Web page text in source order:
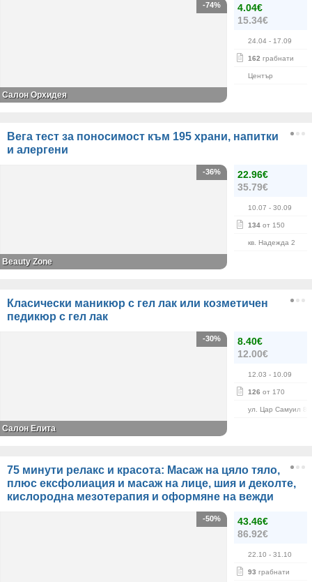
4.04€
15.34€
24.04 - 17.09
162 грабнати
Център
-74%
Салон Орхидея
Вега тест за поносимост към 195 храни, напитки
и алергени
22.96€
35.79€
10.07 - 30.09
134 от 150
кв. Надежда 2
-36%
Beauty Zone
Класически маникюр с гел лак или козметичен
педикюр с гел лак
8.40€
12.00€
12.03 - 10.09
126 от 170
ул. Цар Самуил 84
-30%
Салон Елита
75 минути релакс и красота: Масаж на цяло тяло,
плюс ексфолиация и масаж на лице, шия и деколте,
кислородна мезотерапия и оформяне на вежди
43.46€
86.92€
22.10 - 31.10
93 грабнати
-50%